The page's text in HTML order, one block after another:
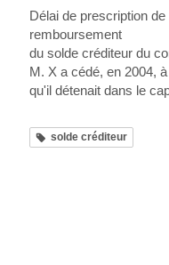
Délai de prescription
remboursement
du solde créditeur du
M. X a cédé, en 2004,
qu'il détenait dans le
solde créditeur